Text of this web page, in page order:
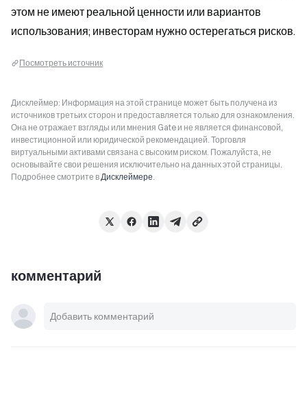
этом не имеют реальной ценности или вариантов
использования; инвесторам нужно остерегаться рисков.
Посмотреть источник
Дисклеймер: Информация на этой странице может быть получена из
источников третьих сторон и предоставляется только для ознакомления.
Она не отражает взгляды или мнения Gate и не является финансовой,
инвестиционной или юридической рекомендацией. Торговля
виртуальными активами связана с высоким риском. Пожалуйста, не
основывайте свои решения исключительно на данных этой страницы.
Подробнее смотрите вДисклеймере.
комментарий